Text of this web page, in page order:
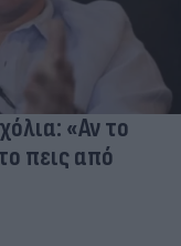
«Αν το
πεις από